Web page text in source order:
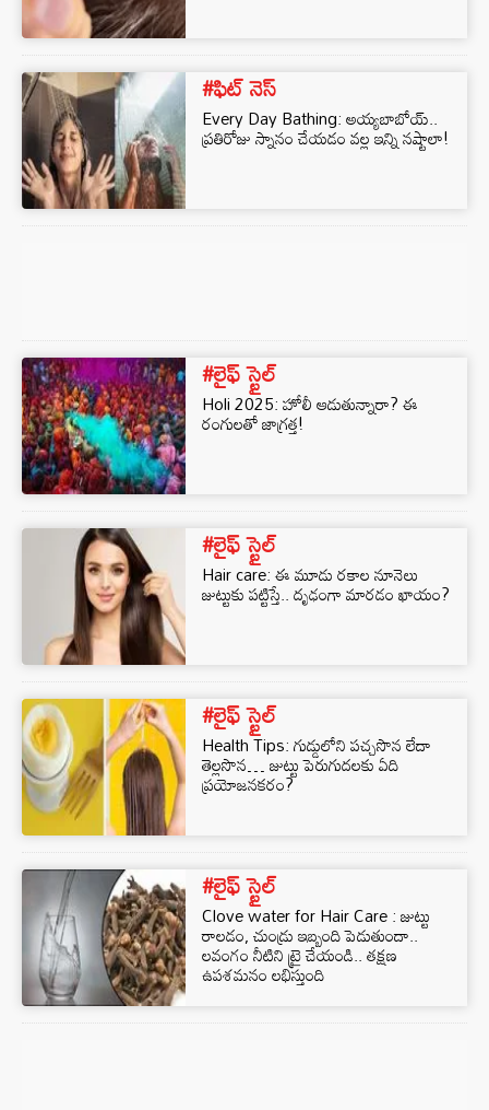
#ఫిట్ నెస్
Every Day Bathing: అయ్యబాబోయ్..
ప్రతిరోజు స్నానం చేయడం వల్ల ఇన్ని నష్టాలా!
#లైఫ్ స్టైల్
Holi 2025: హోలీ ఆడుతున్నారా? ఈ
రంగులతో జాగ్రత్త!
#లైఫ్ స్టైల్
Hair care: ఈ మూడు రకాల నూనెలు
జుట్టుకు పట్టిస్తే.. దృఢంగా మారడం ఖాయం?
#లైఫ్ స్టైల్
Health Tips: గుడ్డులోని పచ్చసొన లేదా
తెల్లసొన… జుట్టు పెరుగుదలకు ఏది
ప్రయోజనకరం?
#లైఫ్ స్టైల్
Clove water for Hair Care : జుట్టు
రాలడం, చుండ్రు ఇబ్బంది పెడుతుందా..
లవంగం నీటిని ట్రై చేయండి.. తక్షణ
ఉపశమనం లభిస్తుంది